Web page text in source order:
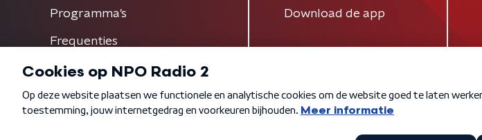
Programma's
Frequenties
Download de app
Algemene voorwaarden Privacybeleid